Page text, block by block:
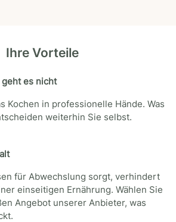
Ihre Vorteile
es nicht
Kochen in professionelle Hände. Was
weiterhin Sie selbst.
für Abwechslung sorgt, verhindert
einseitigen Ernährung. Wählen Sie
Angebot unserer Anbieter, was